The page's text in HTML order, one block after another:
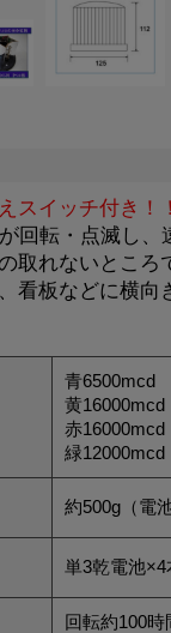
スイッチ付き！！
回転・点滅し、
取れないところ
看板などに横向
青6500mcd
黄16000mcd
赤16000mcd
緑12000mcd
約500g（電
単3乾電池×4
回転約100時